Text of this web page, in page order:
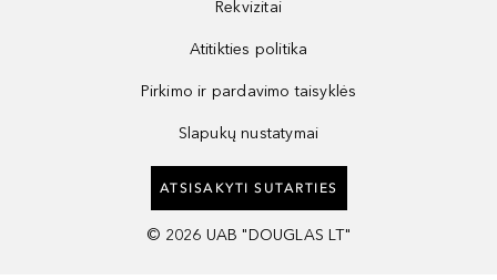
Rekvizitai
Atitikties politika
Pirkimo ir pardavimo taisyklės
Slapukų nustatymai
ATSISAKYTI SUTARTIES
© 2026 UAB "DOUGLAS LT"